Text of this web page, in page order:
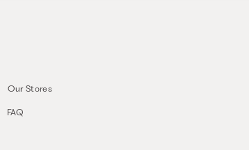
Our Stores
FAQ